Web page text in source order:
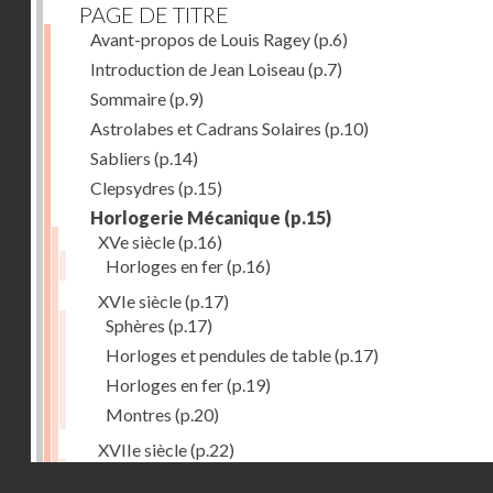
PAGE DE TITRE
Avant-propos de Louis Ragey(p.6)
Introduction de Jean Loiseau(p.7)
Sommaire(p.9)
Astrolabes et Cadrans Solaires (p.10)
Sabliers (p.14)
Clepsydres (p.15)
Horlogerie Mécanique (p.15)
XVe siècle(p.16)
Horloges en fer(p.16)
XVIe siècle(p.17)
Sphères (p.17)
Horloges et pendules de table(p.17)
Horloges en fer(p.19)
Montres (p.20)
XVIIe siècle(p.22)